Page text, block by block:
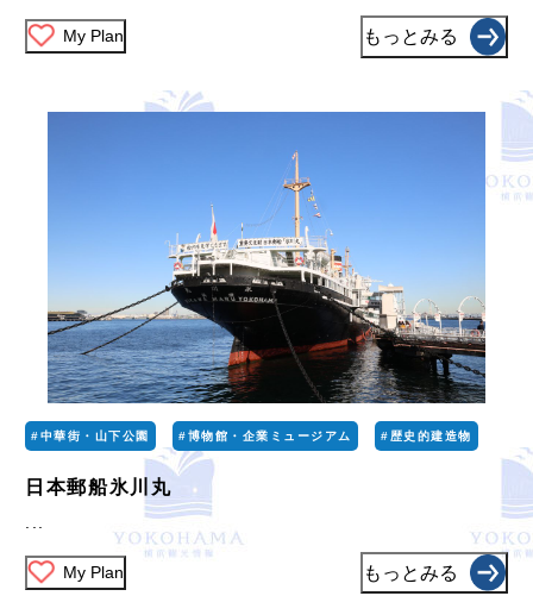
My Plan もっとみる
#中華街・山下公園 #博物館・企業ミュージアム #歴史的建造物
日本郵船氷川丸
My Plan もっとみる